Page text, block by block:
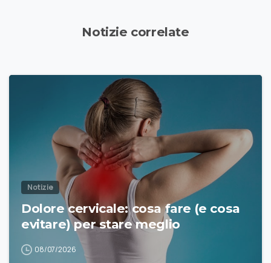
Notizie correlate
Notizie
Dolore cervicale: cosa fare (e cosa
evitare) per stare meglio
08/07/2026